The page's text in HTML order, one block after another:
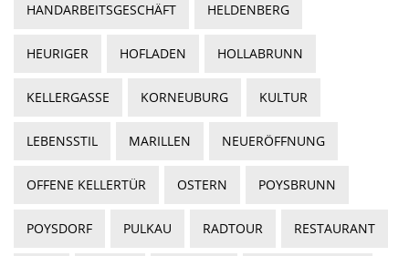
HANDARBEITSGESCHÄFT HELDENBERG
HEURIGER HOFLADEN HOLLABRUNN
KELLERGASSE KORNEUBURG KULTUR
LEBENSSTIL MARILLEN NEUERÖFFNUNG
OFFENE KELLERTÜR OSTERN POYSBRUNN
POYSDORF PULKAU RADTOUR RESTAURANT